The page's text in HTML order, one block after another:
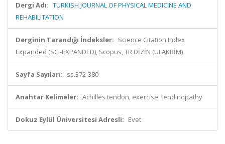
Dergi Adı: TURKISH JOURNAL OF PHYSICAL MEDICINE AND
REHABILITATION
Derginin Tarandığı İndeksler: Science Citation Index
Expanded (SCI-EXPANDED), Scopus, TR DİZİN (ULAKBİM)
Sayfa Sayıları: ss.372-380
Anahtar Kelimeler: Achilles tendon, exercise, tendinopathy
Dokuz Eylül Üniversitesi Adresli: Evet